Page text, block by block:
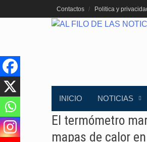
al
Contactos Politica y
INICIO NOTICIAS
El termómetro
mapas de calor